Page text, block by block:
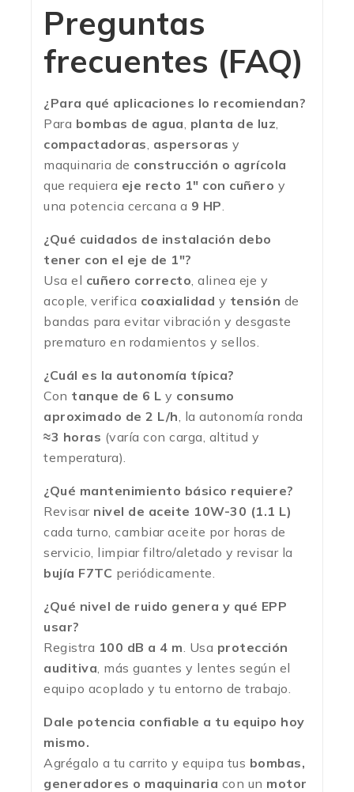
Preguntas
frecuentes (FAQ)
¿Para qué aplicaciones lo recomiendan?
Para bombas de agua, planta de luz,
compactadoras, aspersoras y
maquinaria de construcción o agrícola
que requiera eje recto 1″ con cuñero y
una potencia cercana a 9 HP.
¿Qué cuidados de instalación debo
tener con el eje de 1″?
Usa el cuñero correcto, alinea eje y
acople, verifica coaxialidad y tensión de
bandas para evitar vibración y desgaste
prematuro en rodamientos y sellos.
¿Cuál es la autonomía típica?
Con tanque de 6 L y consumo
aproximado de 2 L/h, la autonomía ronda
≈3 horas (varía con carga, altitud y
temperatura).
¿Qué mantenimiento básico requiere?
Revisar nivel de aceite 10W-30 (1.1 L)
cada turno, cambiar aceite por horas de
servicio, limpiar filtro/aletado y revisar la
bujía F7TC periódicamente.
¿Qué nivel de ruido genera y qué EPP
usar?
Registra 100 dB a 4 m. Usa protección
auditiva, más guantes y lentes según el
equipo acoplado y tu entorno de trabajo.
Dale potencia confiable a tu equipo hoy
mismo.
Agrégalo a tu carrito y equipa tus bombas,
generadores o maquinaria con un motor